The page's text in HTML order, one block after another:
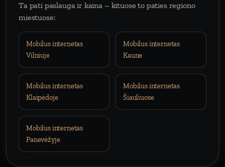
Ta pati paslauga ir kaina – kituose to paties regiono
miestuose:
Mobilus internetas
Vilniuje
Mobilus internetas
Kaune
Mobilus internetas
Klaipėdoje
Mobilus internetas
Šiauliuose
Mobilus internetas
Panevėžyje